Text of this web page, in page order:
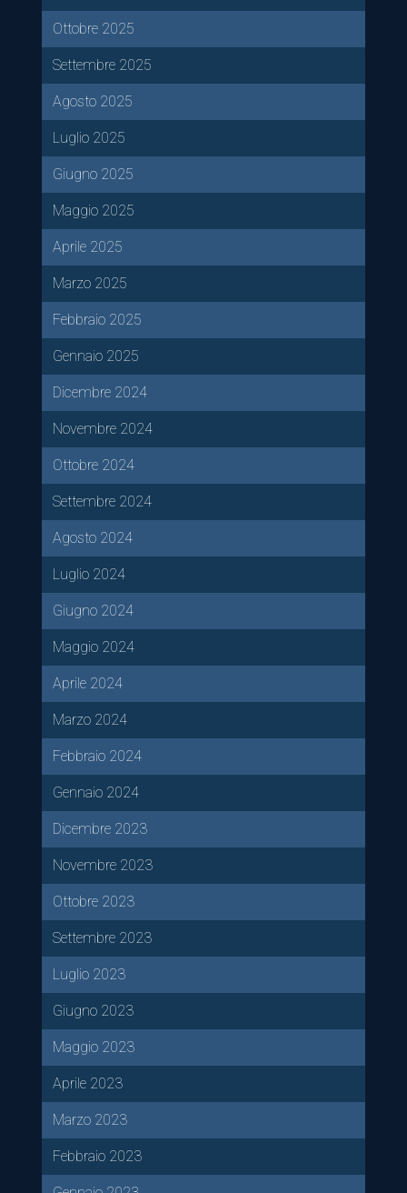
Ottobre 2025
Settembre 2025
Agosto 2025
Luglio 2025
Giugno 2025
Maggio 2025
Aprile 2025
Marzo 2025
Febbraio 2025
Gennaio 2025
Dicembre 2024
Novembre 2024
Ottobre 2024
Settembre 2024
Agosto 2024
Luglio 2024
Giugno 2024
Maggio 2024
Aprile 2024
Marzo 2024
Febbraio 2024
Gennaio 2024
Dicembre 2023
Novembre 2023
Ottobre 2023
Settembre 2023
Luglio 2023
Giugno 2023
Maggio 2023
Aprile 2023
Marzo 2023
Febbraio 2023